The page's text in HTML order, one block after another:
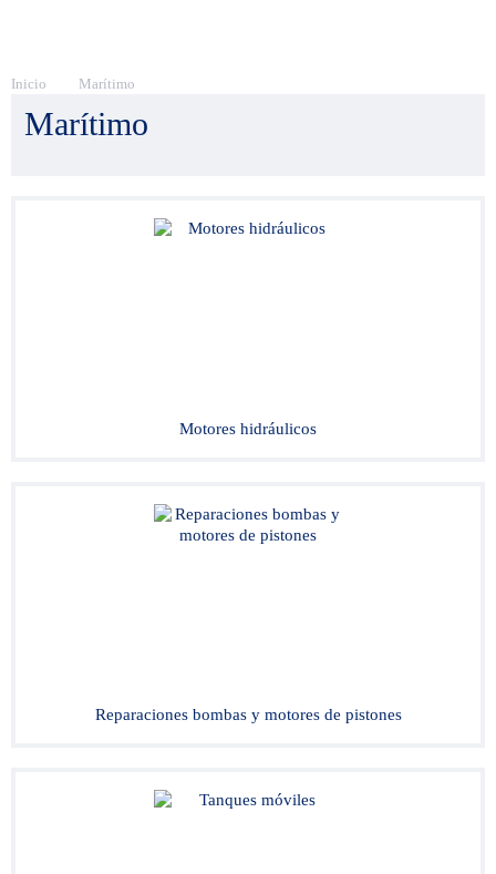
Inicio Marítimo
Marítimo
Motores hidráulicos
Reparaciones bombas y motores de pistones